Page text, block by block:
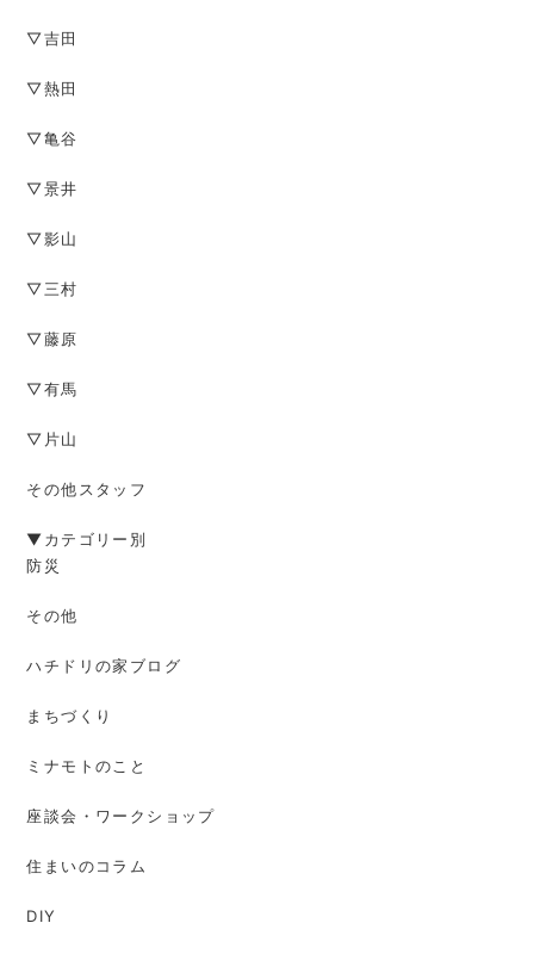
▽吉田
▽熱田
▽亀谷
▽景井
▽影山
▽三村
▽藤原
▽有馬
▽片山
その他スタッフ
▼カテゴリー別
防災
その他
ハチドリの家ブログ
まちづくり
ミナモトのこと
座談会・ワークショップ
住まいのコラム
DIY